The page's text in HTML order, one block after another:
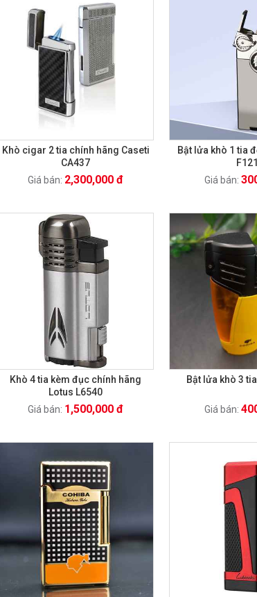
Khò cigar 2 tia chính hãng Caseti
CA437
Giá bán: 2,300,000 đ
Bật lửa khò 1 tia
F121
Giá bán:
Khò 4 tia kèm đục chính hãng
Lotus L6540
Giá bán: 1,500,000 đ
Bật lửa khò 3
Giá bán: